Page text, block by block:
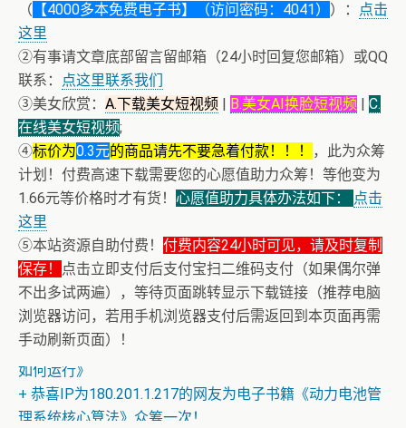
（ 【4000多本免费电子书】（访问密码：4041） ）：
点击
这里
②有事请文章底部留言留邮箱（24小时回复您邮箱）或QQ
联系：
点这里联系我们
③美女欣赏： A.下载美女短视频 | B.美女AI换脸短视频 | C.
在线美女短视频;
④标价为0.3元的商品请先不要急着付款！！！
，此为众筹
计划！付费高速下载需要您的心愿值助力众筹！等他变为
1.66元等价格时才有货！ 心愿值助力具体办法如下：
点击
这里
⑤本站资源自助付费！ 付费内容24小时可见，请及时复制
保存！
点击立即支付后支付宝扫二维码支付（如果偶尔弹
不出多试两遍），等待页面跳转显示下载链接（推荐电脑
浏览器访问，若用手机浏览器支付后需返回到本页面再需
手动刷新页面）！
+ 【真·核心技术】搜片神器+下载+在线看片神器
+ 恒星世界在暴力中诞生，也在暴力中消亡！《了解宇宙
如何运行》
+ 恭喜IP为180.201.1.217的网友为电子书籍《动力电池管
理系统核心算法》众筹一次！